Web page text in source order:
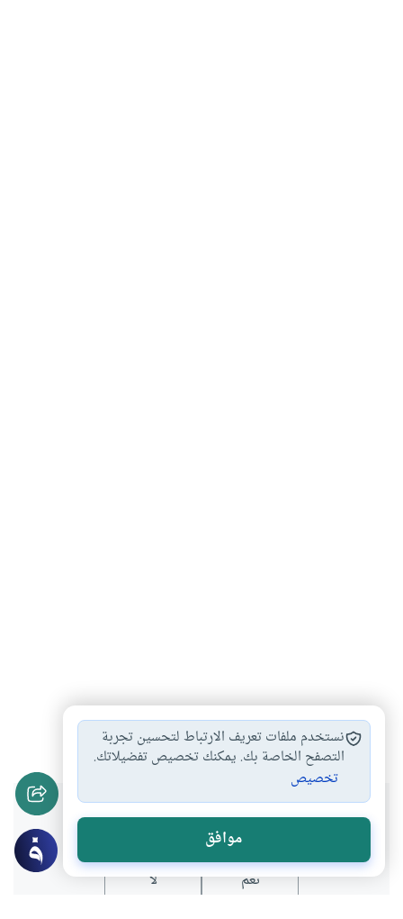
الزواج الأسرة #العلاقات الزوجية
هل انتفعت بهذا المحتوى؟
نعم لا
نستخدم ملفات تعريف الارتباط لتحسين تجربة
التصفح الخاصة بك. يمكنك تخصيص تفضيلاتك.
تخصيص
موافق